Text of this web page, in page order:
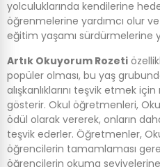
yolculuklarında kendilerine
öğrenmelerine yardımcı olur
eğitim yaşamı sürdürmelerine
Artık Okuyorum Rozeti
popüler olması, bu yaş
alışkanlıklarını teşvik etmek
gösterir. Okul öğretmenleri,
ödül olarak vererek, onların
teşvik ederler. Öğretmenler,
öğrencilerin tamamlaması
öğrencilerin okuma